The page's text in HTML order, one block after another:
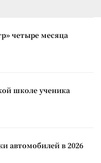
четыре месяца
школе ученика
автомобилей в 2026